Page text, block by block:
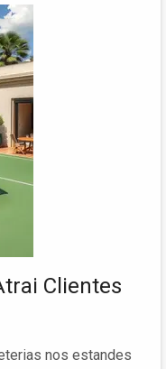
Clientes
nos estandes